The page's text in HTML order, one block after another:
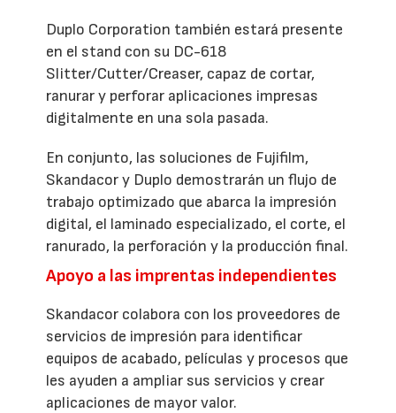
Duplo Corporation también estará presente
en el stand con su DC-618
Slitter/Cutter/Creaser, capaz de cortar,
ranurar y perforar aplicaciones impresas
digitalmente en una sola pasada.
En conjunto, las soluciones de Fujifilm,
Skandacor y Duplo demostrarán un flujo de
trabajo optimizado que abarca la impresión
digital, el laminado especializado, el corte, el
ranurado, la perforación y la producción final.
Apoyo a las imprentas independientes
Skandacor colabora con los proveedores de
servicios de impresión para identificar
equipos de acabado, películas y procesos que
les ayuden a ampliar sus servicios y crear
aplicaciones de mayor valor.